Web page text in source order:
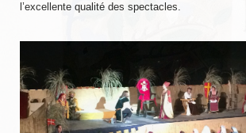
EVÉNEMENTS
Mots et expressions d’origine médiévale
Impressions de fauconnerie
l’excellente qualité des spectacles.